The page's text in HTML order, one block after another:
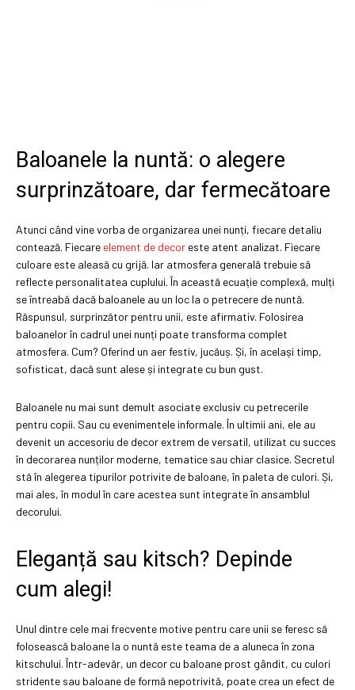
Baloanele la nuntă: o alegere
surprinzătoare, dar fermecătoare
Atunci când vine vorba de organizarea unei nunți, fiecare detaliu
contează. Fiecare element de decor este atent analizat. Fiecare
culoare este aleasă cu grijă. Iar atmosfera generală trebuie să
reflecte personalitatea cuplului. În această ecuație complexă, mulți
se întreabă dacă baloanele au un loc la o petrecere de nuntă.
Răspunsul, surprinzător pentru unii, este afirmativ. Folosirea
baloanelor în cadrul unei nunți poate transforma complet
atmosfera. Cum? Oferind un aer festiv, jucăuș. Și, în același timp,
sofisticat, dacă sunt alese și integrate cu bun gust.
Baloanele nu mai sunt demult asociate exclusiv cu petrecerile
pentru copii. Sau cu evenimentele informale. În ultimii ani, ele au
devenit un accesoriu de decor extrem de versatil, utilizat cu succes
în decorarea nunților moderne, tematice sau chiar clasice. Secretul
stă în alegerea tipurilor potrivite de baloane, în paleta de culori. Și,
mai ales, în modul în care acestea sunt integrate în ansamblul
decorului.
Eleganță sau kitsch? Depinde
cum alegi!
Unul dintre cele mai frecvente motive pentru care unii se feresc să
folosească baloane la o nuntă este teama de a aluneca în zona
kitschului. Într-adevăr, un decor cu baloane prost gândit, cu culori
stridente sau baloane de formă nepotrivită, poate crea un efect de